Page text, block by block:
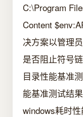
C:\Program
Content
决方案以管理
是否阻止符号
目录性能基准
能基准测试结
windows耗时